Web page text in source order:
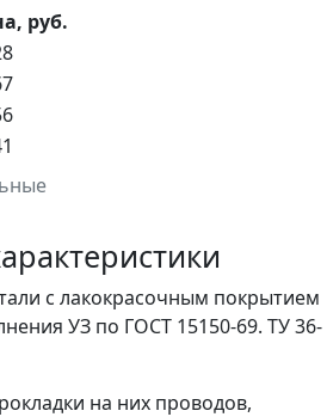
руб.
с лакокрасочным покрытием
УЗ по ГОСТ 15150-69. ТУ 36-
на них проводов,